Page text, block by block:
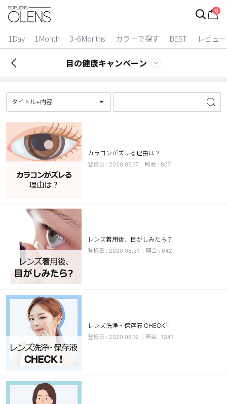
0
1Day 1Month 3~6Months カラーで探す BEST レビュー
ログイン
カラコン比較
今月限定特典
ベスト
カラコン
装着期間
1 Day
2 Weeks
1 Month
カラー
ブラウン
チョコ
グレー
ヘーゼル
ブルー
透明
ハロウィンカラコン
ケア用品
レビュー
目の健康キャンペーン
タイトル+内容
カラコンがズレる理由は？
2020.09.17 807
レンズ着用後、目がしみたら？
2020.08.31 642
レンズ洗浄・保存液 CHECK！
2020.08.19 1341